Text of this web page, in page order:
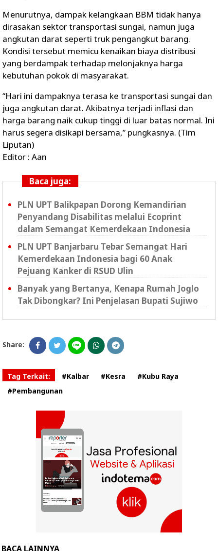
Menurutnya, dampak kelangkaan BBM tidak hanya
dirasakan sektor transportasi sungai, namun juga
angkutan darat seperti truk pengangkut barang.
Kondisi tersebut memicu kenaikan biaya distribusi
yang berdampak terhadap melonjaknya harga
kebutuhan pokok di masyarakat.
“Hari ini dampaknya terasa ke transportasi sungai dan
juga angkutan darat. Akibatnya terjadi inflasi dan
harga barang naik cukup tinggi di luar batas normal. Ini
harus segera disikapi bersama,” pungkasnya. (Tim
Liputan)
Editor : Aan
Baca juga:
PLN UPT Balikpapan Dorong Kemandirian
Penyandang Disabilitas melalui Ecoprint
dalam Semangat Kemerdekaan Indonesia
PLN UPT Banjarbaru Tebar Semangat Hari
Kemerdekaan Indonesia bagi 60 Anak
Pejuang Kanker di RSUD Ulin
Banyak yang Bertanya, Kenapa Rumah Joglo
Tak Dibongkar? Ini Penjelasan Bupati Sujiwo
Share:
Tag Terkait: #Kalbar #Kesra
#Kubu Raya
#Pembangunan
BACA LAINNYA